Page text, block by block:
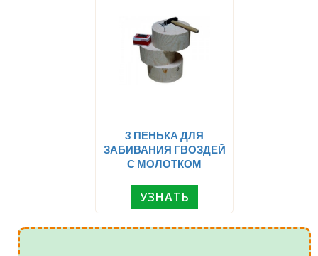
3 ПЕНЬКА ДЛЯ
ЗАБИВАНИЯ ГВОЗДЕЙ
С МОЛОТКОМ
УЗНАТЬ